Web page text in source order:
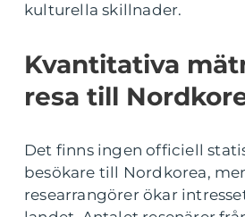
kulturella skillnader.
Kvantitativa
resa till
Det finns ingen officiell
besökare till Nordkorea,
researrangörer ökar